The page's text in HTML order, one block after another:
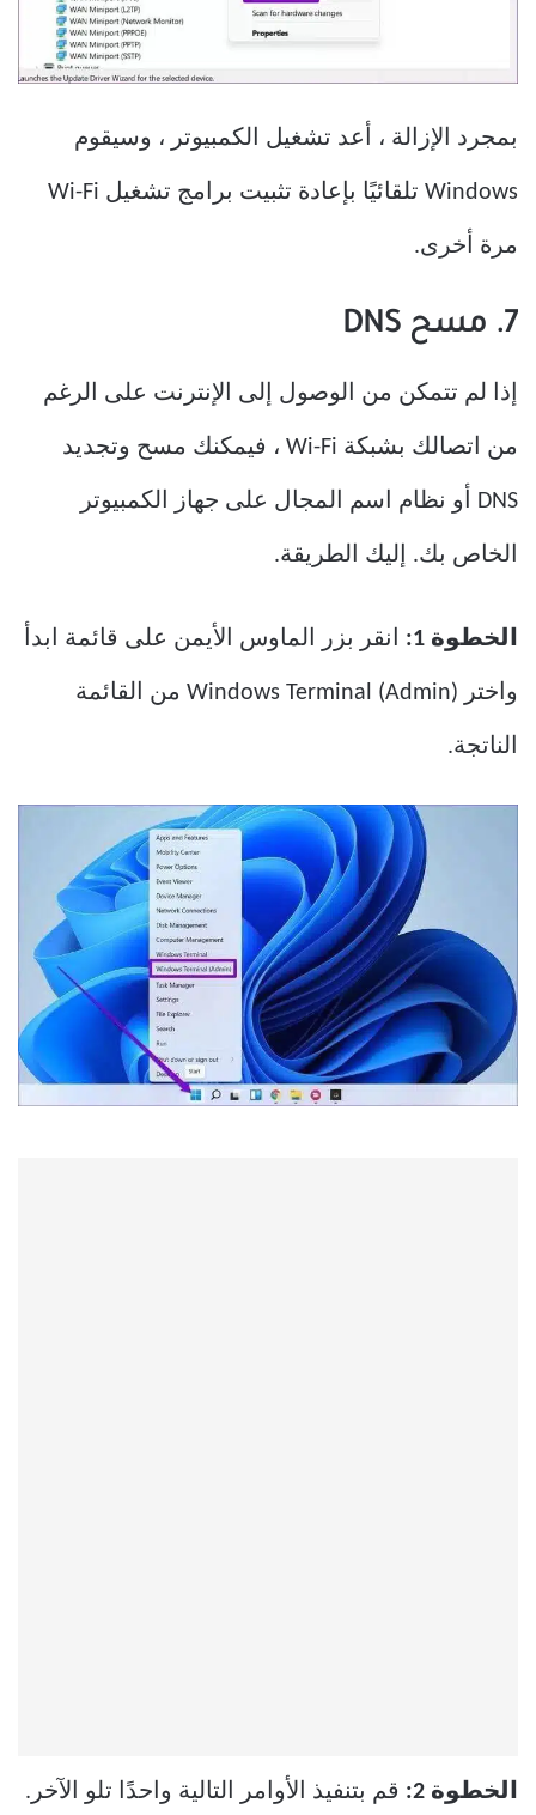
بمجرد الإزالة ، أعد تشغيل الكمبيوتر ، وسيقوم
Windows تلقائيًا بإعادة تثبيت برامج تشغيل Wi-Fi
مرة أخرى.
7. مسح DNS
إذا لم تتمكن من الوصول إلى الإنترنت على الرغم
من اتصالك بشبكة Wi-Fi ، فيمكنك مسح وتجديد
DNS أو نظام اسم المجال على جهاز الكمبيوتر
الخاص بك. إليك الطريقة.
الخطوة 1: انقر بزر الماوس الأيمن على قائمة ابدأ
واختر Windows Terminal (Admin) من القائمة
الناتجة.
الخطوة 2: قم بتنفيذ الأوامر التالية واحدًا تلو الآخر.